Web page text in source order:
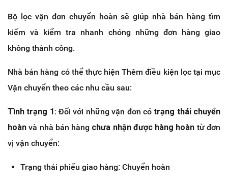
Bộ lọc vận đơn chuyển hoàn sẽ giúp nhà bán hàng tìm
kiếm và kiểm tra nhanh chóng những đơn hàng giao
không thành công.
Nhà bán hàng có thể thực hiện Thêm điều kiện lọc tại mục
Vận chuyển theo các nhu cầu sau:
Tình trạng 1:Đối với những vận đơn cótrạng thái chuyển
hoàn và nhà bán hàng chưa nhận được hàng hoàn từ đơn
vị vận chuyển:
Trạng thái phiếu giao hàng: Chuyển hoàn